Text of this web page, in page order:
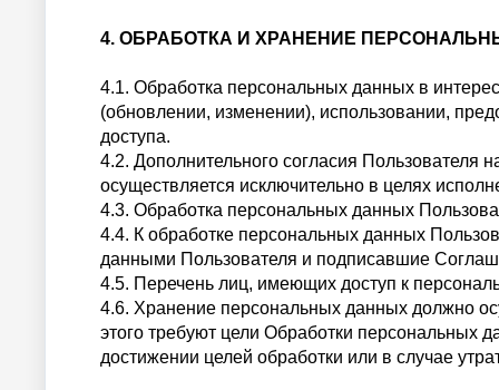
4. ОБРАБОТКА И ХРАНЕНИЕ
4.1. Обработка персональных данных в
(обновлении, изменении), использовании,
доступа.
4.2. Дополнительного согласия Пользователя
осуществляется исключительно в целях
4.3. Обработка персональных данных
4.4. К обработке персональных данных
данными Пользователя и подписавшие
4.5. Перечень лиц, имеющих доступ к
4.6. Хранение персональных данных должно
этого требуют цели Обработки
достижении целей обработки или в случае